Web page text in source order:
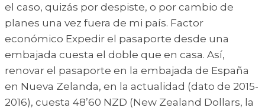
el caso, quizás por despiste, o por cambio de
planes una vez fuera de mi país. Factor
económico Expedir el pasaporte desde una
embajada cuesta el doble que en casa. Así,
renovar el pasaporte en la embajada de España
en Nueva Zelanda, en la actualidad (dato de 2015-
2016), cuesta 48’60 NZD (New Zealand Dollars, la